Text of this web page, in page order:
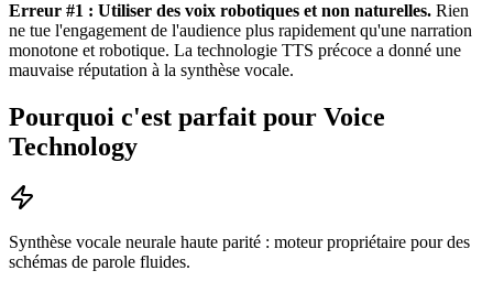
Erreur #1 : Utiliser des voix robotiques et non naturelles. Rien
ne tue l'engagement de l'audience plus rapidement qu'une narration
monotone et robotique. La technologie TTS précoce a donné une
mauvaise réputation à la synthèse vocale.
Pourquoi c'est parfait pour Voice
Technology
Synthèse vocale neurale haute parité : moteur propriétaire pour des
schémas de parole fluides.